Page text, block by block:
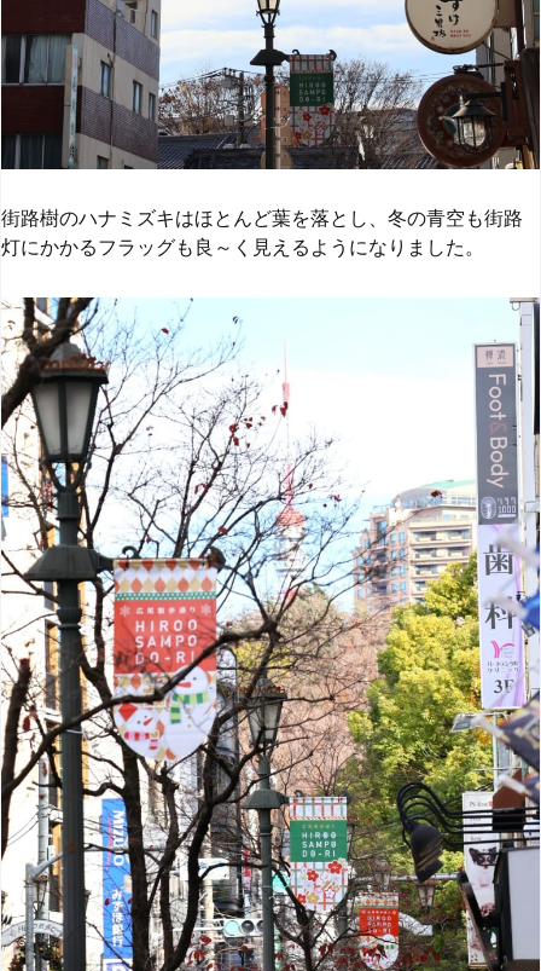
街路樹のハナミズキはほとんど葉を落とし、冬の青空も街路
灯にかかるフラッグも良～く見えるようになりました。